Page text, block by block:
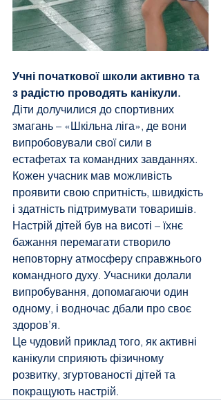
Учні початкової школи активно та
з радістю проводять канікули.
Діти долучилися до спортивних
змагань – «Шкільна ліга», де вони
випробовували свої сили в
естафетах та командних завданнях.
Кожен учасник мав можливість
проявити свою спритність, швидкість
і здатність підтримувати товаришів.
Настрій дітей був на висоті – їхнє
бажання перемагати створило
неповторну атмосферу справжнього
командного духу. Учасники долали
випробування, допомагаючи один
одному, і водночас дбали про своє
здоров’я.
Це чудовий приклад того, як активні
канікули сприяють фізичному
розвитку, згуртованості дітей та
покращують настрій.